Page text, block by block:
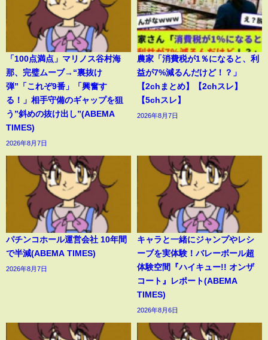
「100点満点」マリノス谷村海
那、完璧ムーブ→“裏抜け
弾”「これぞ9番」「興奮す
る！」相手守備のギャップを狙
う”斜めの抜け出し”(ABEMA
TIMES)
2026年8月7日
農家「消費税が1％になると、利
益が7%減るんだけど！？」
【2chまとめ】【2chスレ】
【5chスレ】
2026年8月7日
パチンコホール運営会社 10年間
で半減(ABEMA TIMES)
2026年8月7日
キャラと一緒にジャンプやレシ
ーブを実体験！バレーボール超
体験空間『ハイキュー!! オンザ
コート』レポート(ABEMA
TIMES)
2026年8月6日